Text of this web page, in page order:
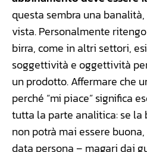
questa sembra una
vista. Personalmente
birra, come in altri settori,
soggettività e oggettività
un prodotto. Affermare che
perché “mi piace” significa
tutta la parte analitica: se
non potrà mai essere
data persona – magari dai